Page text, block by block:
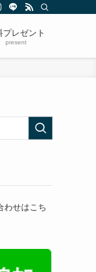
プレゼント
present
わせはこち